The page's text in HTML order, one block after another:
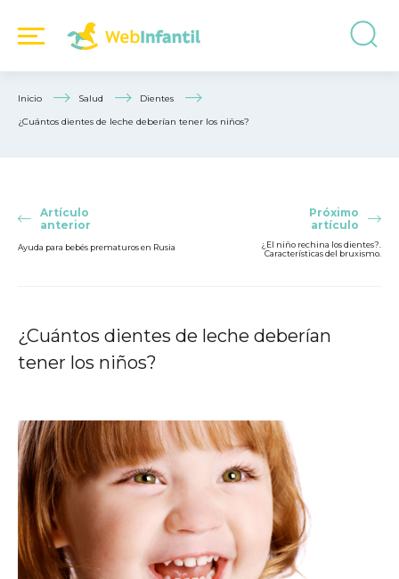
Inicio Salud
Dientes
¿Cuántos dientes de leche deberían tener los niños?
Artículo
anterior
Ayuda para bebés prematuros en Rusia
Próximo
artículo
¿El niño rechina los dientes?.
Características del bruxismo.
¿Cuántos dientes de leche deberían
tener los niños?